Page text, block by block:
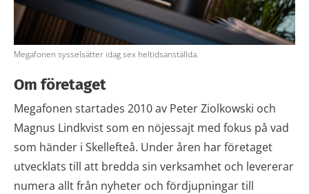
Megafonen sysselsätter idag sex heltidsanställda.
Om företaget
Megafonen startades 2010 av Peter Ziolkowski och
Magnus Lindkvist som en nöjessajt med fokus på vad
som händer i Skellefteå. Under åren har företaget
utvecklats till att bredda sin verksamhet och levererar
numera allt från nyheter och fördjupningar till